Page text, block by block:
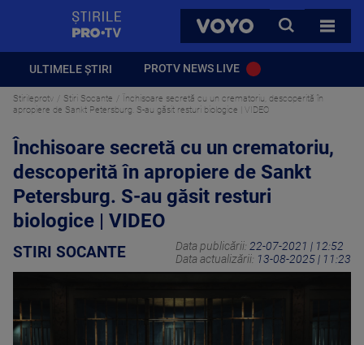
VOYO
CAUTA
TOATE
ULTIMELE ȘTIRI PROTV NEWS LIVE
Stirileprotv Stiri Socante
Închisoare secretă cu un crematoriu, descoperită în
apropiere de Sankt Petersburg. S-au găsit resturi biologice | VIDEO
Închisoare secretă cu un crematoriu,
descoperită în apropiere de Sankt
Petersburg. S-au găsit resturi
biologice | VIDEO
STIRI SOCANTE Data publicării: 22-07-2021 | 12:52
Data actualizării: 13-08-2025 | 11:23